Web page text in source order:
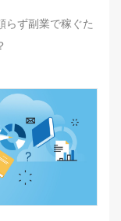
らず副業で稼ぐた